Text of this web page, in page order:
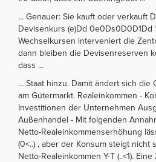
... Genauer: Sie kauft oder verkauft
Devisenkurs (e)Dd 0e0Ds0D0D1Dd
Wechselkursen interveniert die
dann bleiben die Devisenreserven
dass ...
... Staat hinzu. Damit ändert sich
am Gütermarkt. Realeinkommen -
Investitionen der Unternehmen
Außenhandel - Mit folgenden
Netto-Realeinkommenserhöhung
(0<..) , aber der Konsum steigt nicht
Netto-Realeinkommen Y-T (..<1).